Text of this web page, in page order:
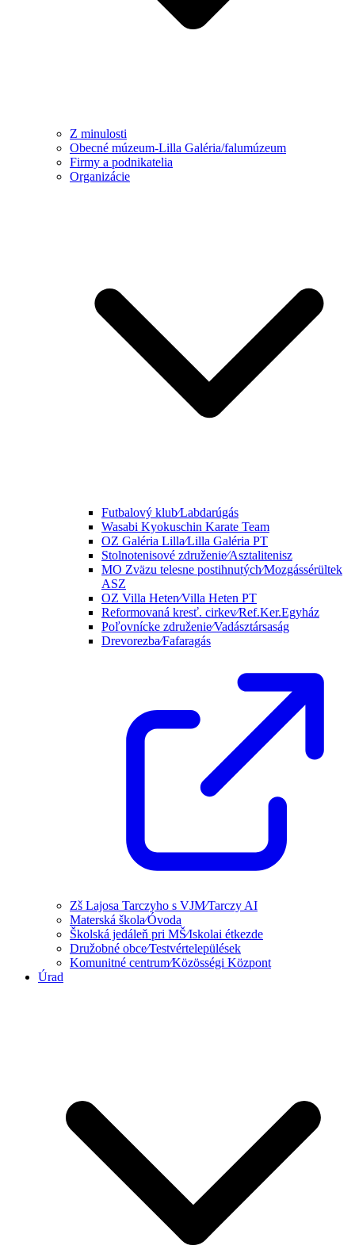
Z minulosti
Obecné múzeum-Lilla Galéria/falumúzeum
Firmy a podnikatelia
Organizácie
Futbalový klub⁄Labdarúgás
Wasabi Kyokuschin Karate Team
OZ Galéria Lilla⁄Lilla Galéria PT
Stolnotenisové združenie⁄Asztalitenisz
MO Zväzu telesne postihnutých⁄Mozgássérültek
ASZ
OZ Villa Heten⁄Villa Heten PT
Reformovaná kresť. cirkev⁄Ref.Ker.Egyház
Poľovnícke združenie⁄Vadásztársaság
Drevorezba⁄Fafaragás
Zš Lajosa Tarczyho s VJM⁄Tarczy AI
Materská škola⁄Óvoda
Školská jedáleň pri MŠ⁄Iskolai étkezde
Družobné obce⁄Testvértelepülések
Komunitné centrum⁄Közösségi Központ
Úrad